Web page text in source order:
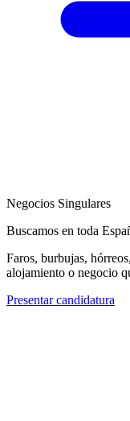
Negocios Singulares
Buscamos en toda
Faros, burbujas,
alojamiento o negocio
Presentar candidatura